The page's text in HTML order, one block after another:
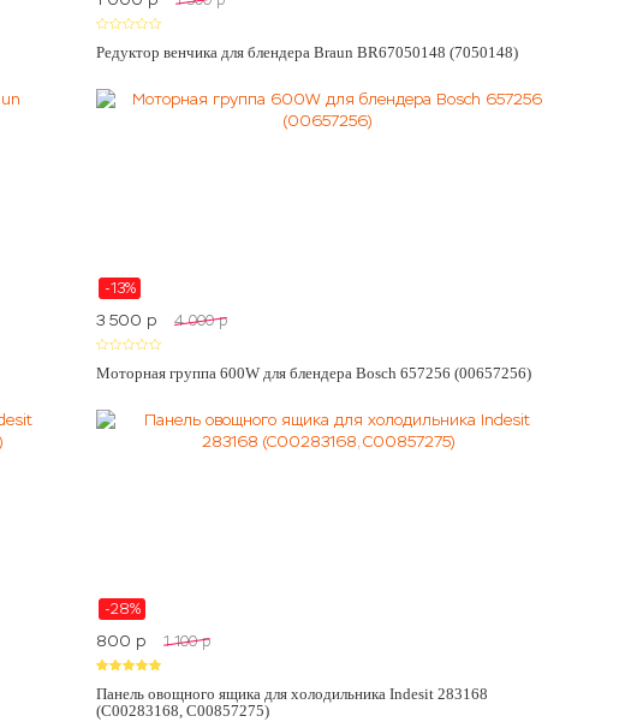
Редуктор венчика для блендера Braun BR67050148 (7050148)
-13%
3 500 p 4 000 p
Моторная группа 600W для блендера Bosch 657256 (00657256)
-28%
800 p 1 100 p
Панель овощного ящика для холодильника Indesit 283168
(C00283168, C00857275)